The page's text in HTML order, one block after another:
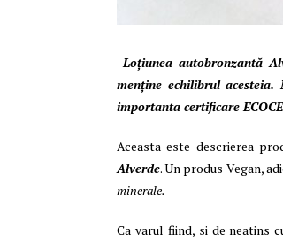
Loțiunea autobronzantă
menține echilibrul
importanta certificare
Aceasta este descrierea
Alverde. Un produs Vegan,
minerale.
Ca varul fiind, si de neatins